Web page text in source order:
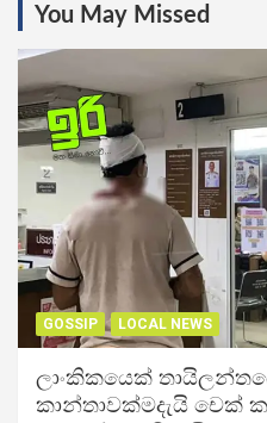
You May Missed
GOSSIP LOCAL NEWS
ලාංකිකයෙක්
කාන්තාවක්මදැයි චෙක්